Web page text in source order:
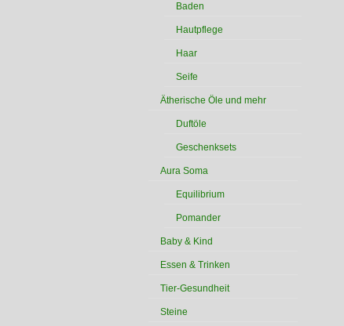
Baden
Hautpflege
Haar
Seife
Ätherische Öle und mehr
Duftöle
Geschenksets
Aura Soma
Equilibrium
Pomander
Baby & Kind
Essen & Trinken
Tier-Gesundheit
Steine